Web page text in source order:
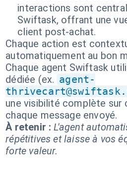
interactions sont
Swiftask, offrant une
client post-achat.
Chaque action est
automatiquement au bon
Chaque agent Swiftask
dédiée (ex. agent-
une visibilité complète sur
chaque message envoyé.
À retenir : L'agent
répétitives et laisse à vos
forte valeur.